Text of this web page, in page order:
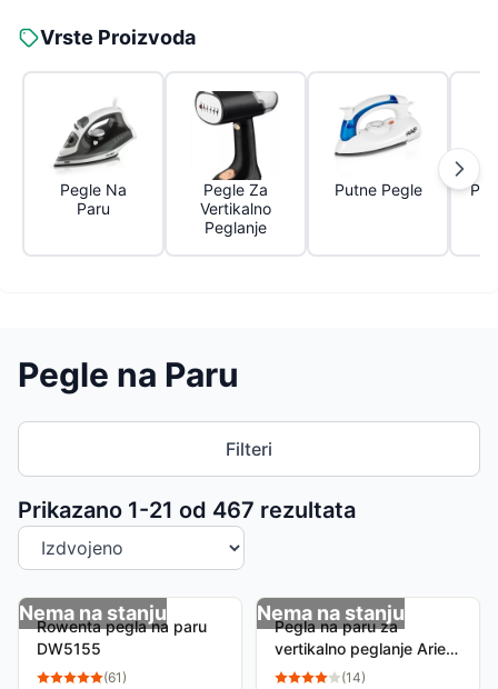
Vrste Proizvoda
Pegle Na
Paru
Pegle Za
Vertikalno
Peglanje
Putne Pegle
Pegle na Paru
Filteri
Prikazano 1-21 od 467 rezultata
Sortiranje proizvoda
Nema na stanju
Rowenta pegla na paru
DW5155
(61)
Nema na stanju
Pegla na paru za
vertikalno peglanje Ariete
4167
(14)